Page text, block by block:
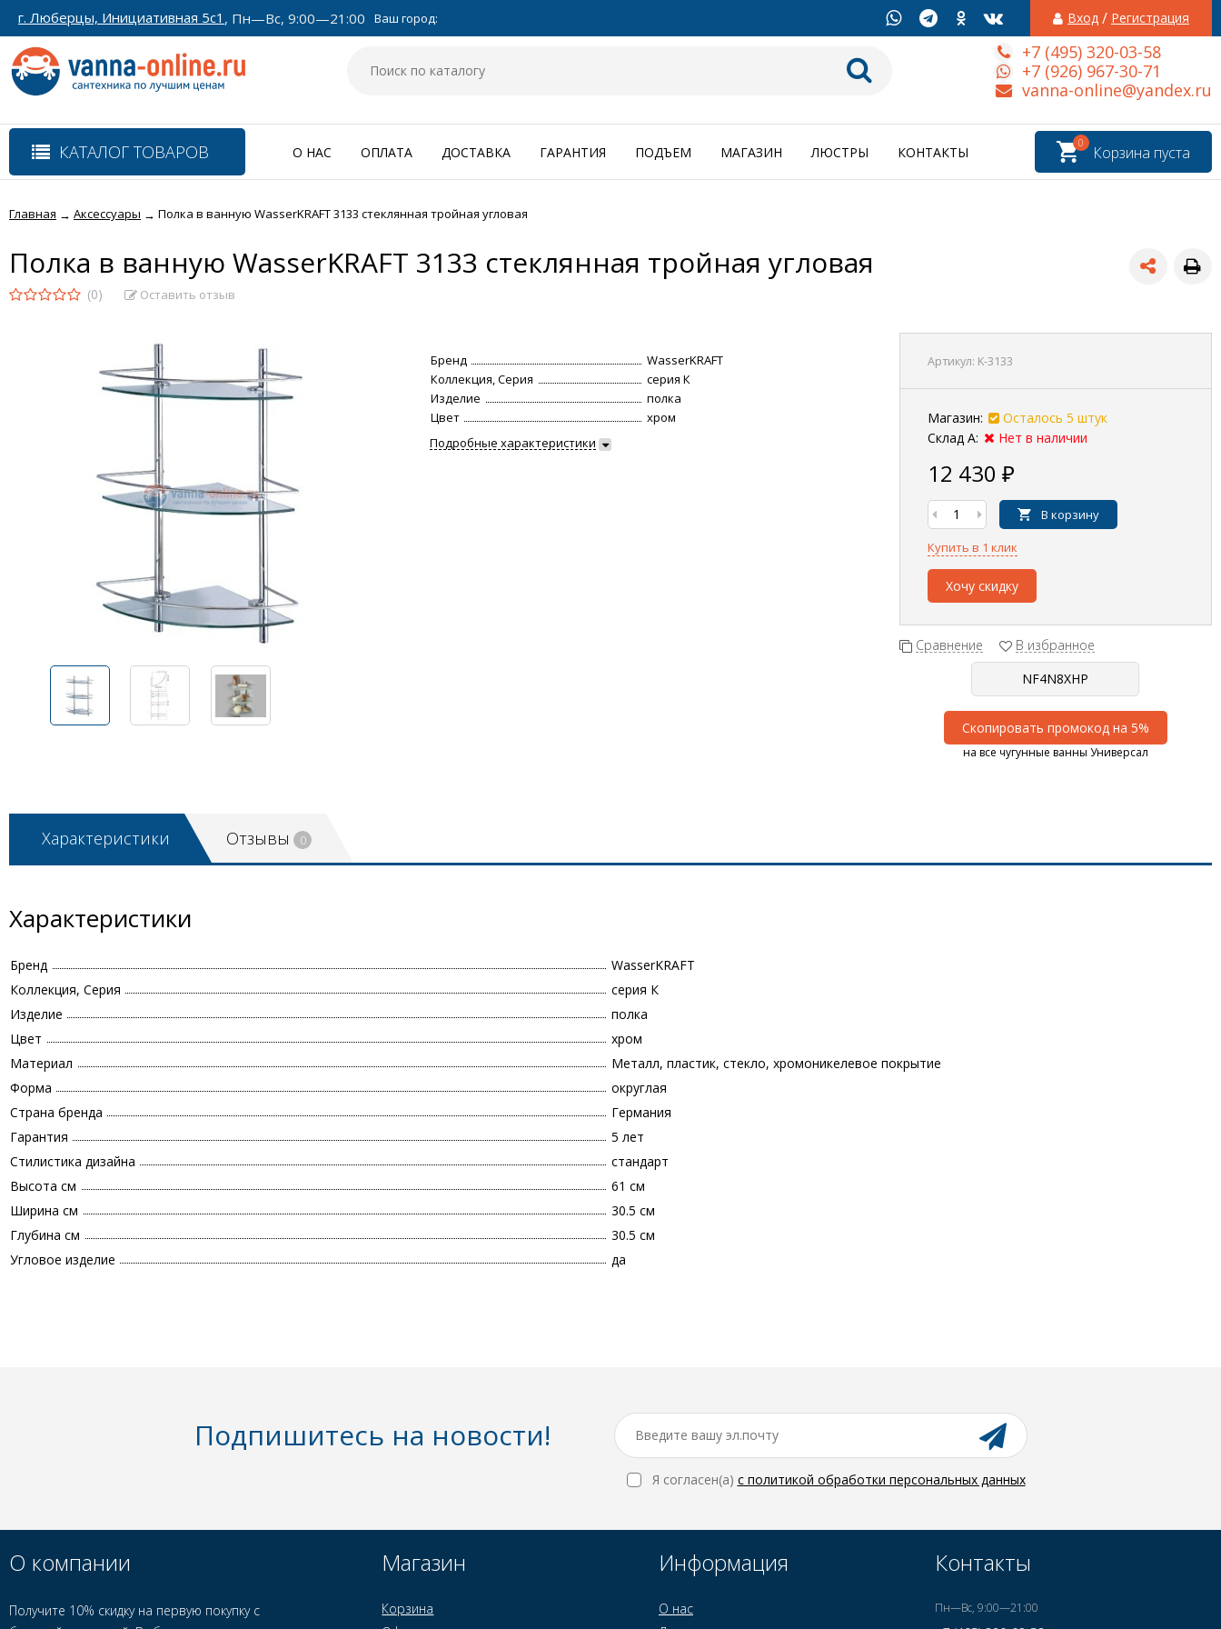
г. Люберцы, Инициативная 5с1 , Пн—Вс, 9:00—21:00 Ваш город: Вход / Регистрация
+7 (495) 320-03-58
+7 (926) 967-30-71
vanna-online@yandex.ru
КАТАЛОГ ТОВАРОВ Корзина пуста
0
О НАС ОПЛАТА ДОСТАВКА ГАРАНТИЯ ПОДЪЕМ МАГАЗИН ЛЮСТРЫ КОНТАКТЫ
Главная → Аксессуары → Полка в ванную WasserKRAFT 3133 стеклянная тройная угловая
Полка в ванную WasserKRAFT 3133 стеклянная тройная угловая
(0) Оставить отзыв
Артикул: K-3133
Магазин:
Осталось 5 штук
Склад А:
Нет в наличии
12 430 ₽
В корзину
Купить в 1 клик
Хочу скидку
Сравнение В избранное
Скопировать промокод на 5%
на все чугунные ванны Универсал
Бренд
WasserKRAFT
Коллекция, Серия
серия К
Изделие
полка
Цвет
хром
Подробные характеристики
Характеристики Отзывы 0
Характеристики
Бренд
WasserKRAFT
Коллекция, Серия
серия К
Изделие
полка
Цвет
хром
Материал
Металл, пластик, стекло, хромоникелевое покрытие
Форма
округлая
Страна бренда
Германия
Гарантия
5 лет
Стилистика дизайна
стандарт
Высота см
61 см
Ширина см
30.5 см
Глубина см
30.5 см
Угловое изделие
да
Подпишитесь на новости!
Я согласен(a) с политикой обработки персональных данных
О компании
Получите 10% скидку на первую покупку с
Магазин
Корзина
Информация
О нас
Контакты
Пн—Вс, 9:00—21:00